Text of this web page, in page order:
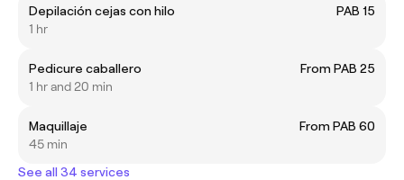
Depilación cejas con hilo
PAB 15
1 hr
Pedicure caballero
From PAB 25
1 hr and 20 min
Maquillaje
From PAB 60
45 min
See all 34 services